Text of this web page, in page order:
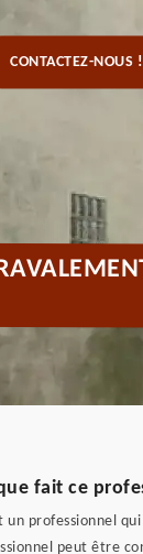
CONTACTEZ-NOUS !
fait ce
un professionnel
peut être